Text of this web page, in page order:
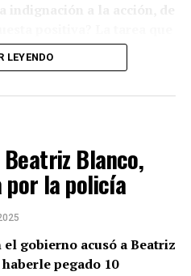
de desigualdad y
qué (nos) está
LEYENDO
Blanco,
por la policía
gobierno acusó a Beatriz
pegado 10